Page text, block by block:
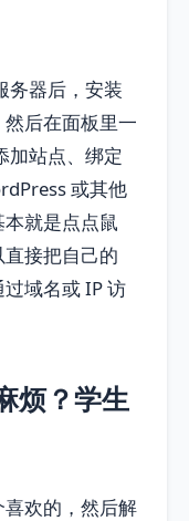
务器后，安装
后在面板里一
加站点、绑定
或其他
就是点点鼠
接把自己的
域名或 IP 访
烦？学生
欢的，然后解